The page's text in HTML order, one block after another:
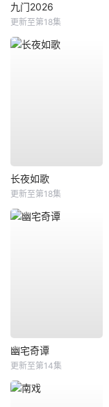
九门2026
更新至第18集
长夜如歌
更新至第18集
幽宅奇谭
更新至第14集